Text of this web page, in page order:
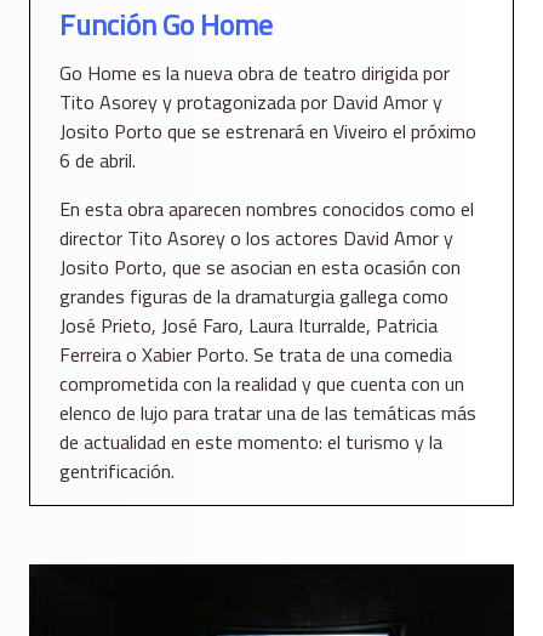
Función Go Home
Go Home es la nueva obra de teatro dirigida por
Tito Asorey y protagonizada por David Amor y
Josito Porto que se estrenará en Viveiro el próximo
6 de abril.
En esta obra aparecen nombres conocidos como el
director Tito Asorey o los actores David Amor y
Josito Porto, que se asocian en esta ocasión con
grandes figuras de la dramaturgia gallega como
José Prieto, José Faro, Laura Iturralde, Patricia
Ferreira o Xabier Porto. Se trata de una comedia
comprometida con la realidad y que cuenta con un
elenco de lujo para tratar una de las temáticas más
de actualidad en este momento: el turismo y la
gentrificación.